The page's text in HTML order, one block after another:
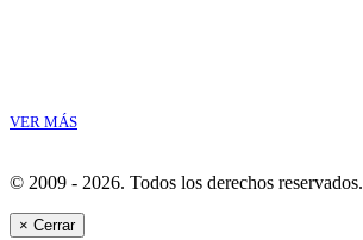
VER MÁS
© 2009 - 2026. Todos los derechos reservados.
× Cerrar